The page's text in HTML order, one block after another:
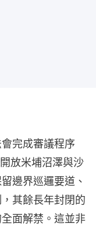
完成審議程序
放米埔沼澤與沙
邊界巡邏要道、
其餘長年封閉的
面解禁。這並非